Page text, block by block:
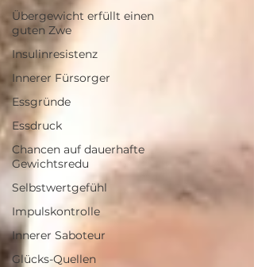
Übergewicht erfüllt einen
guten Zwe
Insulinresistenz
Innerer Fürsorger
Essgründe
Essdruck
Chancen auf dauerhafte
Gewichtsredu
Selbstwertgefühl
Impulskontrolle
Innerer Saboteur
Glücks-Quellen